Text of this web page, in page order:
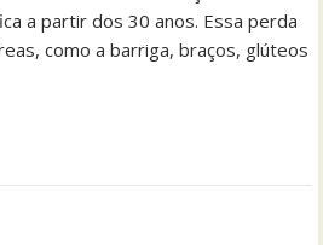
a partir dos 30 anos. Essa perda
como a barriga, braços, glúteos